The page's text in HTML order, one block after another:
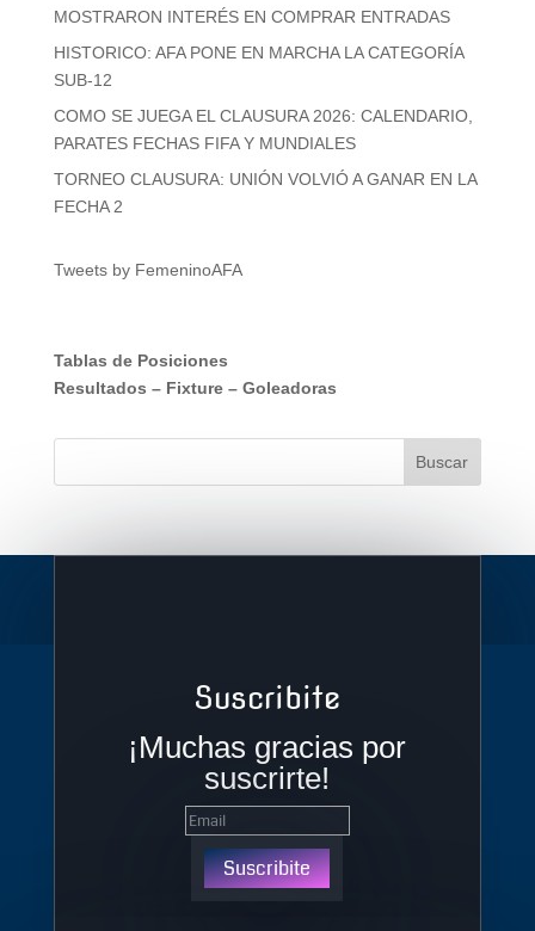
MOSTRARON INTERÉS EN COMPRAR ENTRADAS
HISTORICO: AFA PONE EN MARCHA LA CATEGORÍA
SUB-12
COMO SE JUEGA EL CLAUSURA 2026: CALENDARIO,
PARATES FECHAS FIFA Y MUNDIALES
TORNEO CLAUSURA: UNIÓN VOLVIÓ A GANAR EN LA
FECHA 2
Tweets by FemeninoAFA
Tablas de Posiciones
Resultados – Fixture– Goleadoras
Suscribite
¡Muchas gracias por
suscrirte!
Suscribite